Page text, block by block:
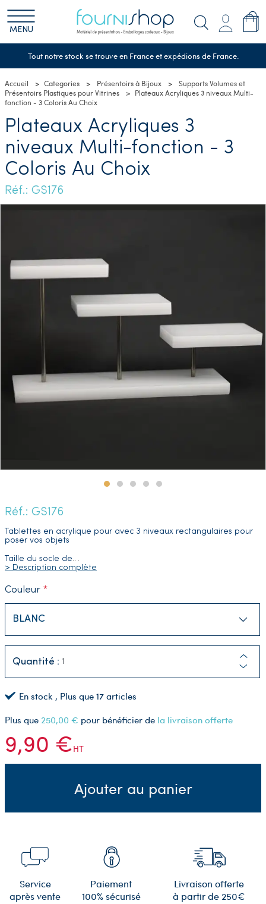
MENU
Tout notre stock se trouve en France et expédions de France.
Accueil Categories Présentoirs à Bijoux
Supports Volumes et
Présentoirs Plastiques pour Vitrines
Plateaux Acryliques 3 niveaux Multi-
fonction - 3 Coloris Au Choix
Plateaux Acryliques 3
niveaux Multi-fonction - 3
Coloris Au Choix
Réf.: GS176
Réf.: GS176
Tablettes en acrylique pour avec 3 niveaux rectangulaires pour
poser vos objets
Taille du socle de…
> Description complète
Couleur
Quantité :
En stock , Plus que 17 articles
Plus que 250,00 € pour bénéficier de la livraison offerte
9,90 €HT
Ajouter au panier
Service
après vente
Paiement
100% sécurisé
Livraison offerte
à partir de 250€